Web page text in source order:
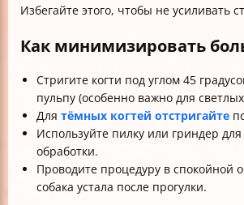
Избегайте этого, чтобы не усиливать
Как минимизировать
Стригите когти под углом 45
пульпу (особенно важно для
Для тёмных когтей отстригайте
Используйте пилку или гриндер
обработки.
Проводите процедуру в спокойной
собака устала после прогулки.